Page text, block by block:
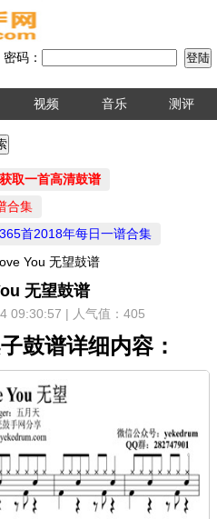
密码：
视频 音乐 测评
取一首高清鼓谱
合集
365首2018年每日一谱合集
You 无望鼓谱
无望鼓谱
09:30:57 | 人气值：405
鼓谱详细内容：